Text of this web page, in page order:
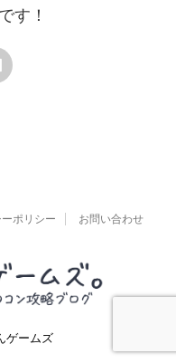
す！
ポリシー お問い合わせ
ゲームズ